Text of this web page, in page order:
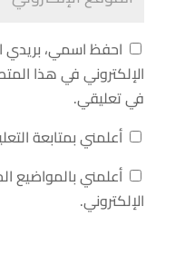
احفظ اسمي، بريدي
الإلكتروني في هذا
في تعليقي.
أعلمني بمتابعة
أعلمني بالمواضيع
الإلكتروني.